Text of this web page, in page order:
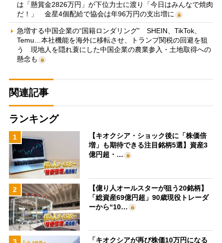
は「懸賞金2826万円」が下位力士に渡り「今日はみんなで焼肉
だ！」 金星4個配給で協会は年96万円の支出増に
急増する中国企業の“国籍ロンダリング” SHEIN、TikTok、
Temu…本社機能を海外に移転させ、トランプ関税の回避を狙
う 現地人を隠れ蓑にした中国企業の農業参入・土地取得への
懸念も
関連記事
ランキング
1
【キオクシア・ショック後に「株価倍
増」も期待できる注目銘柄5選】資産3
億円超・…
2
【億り人オールスターが狙う20銘柄】
「総資産69億円超」90歳現役トレーダ
ーから“10…
「キオクシアが再び株価10万円になる